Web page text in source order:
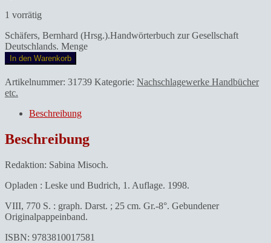
1 vorrätig
Schäfers, Bernhard (Hrsg.).Handwörterbuch zur Gesellschaft
Deutschlands. Menge
In den Warenkorb
Artikelnummer: 31739 Kategorie: Nachschlagewerke Handbücher
etc.
Beschreibung
Beschreibung
Redaktion: Sabina Misoch.
Opladen : Leske und Budrich, 1. Auflage. 1998.
VIII, 770 S. : graph. Darst. ; 25 cm. Gr.-8°. Gebundener
Originalpappeinband.
ISBN: 9783810017581